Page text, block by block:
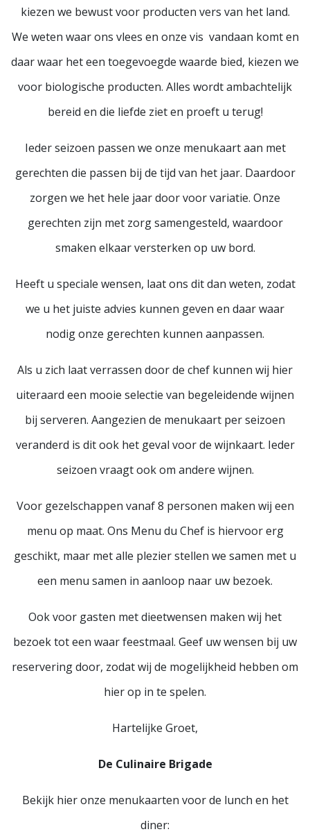
kiezen we bewust voor producten vers van het land.
We weten waar ons vlees en onze vis vandaan komt en
daar waar het een toegevoegde waarde bied, kiezen we
voor biologische producten. Alles wordt ambachtelijk
bereid en die liefde ziet en proeft u terug!
Ieder seizoen passen we onze menukaart aan met
gerechten die passen bij de tijd van het jaar. Daardoor
zorgen we het hele jaar door voor variatie. Onze
gerechten zijn met zorg samengesteld, waardoor
smaken elkaar versterken op uw bord.
Heeft u speciale wensen, laat ons dit dan weten, zodat
we u het juiste advies kunnen geven en daar waar
nodig onze gerechten kunnen aanpassen.
Als u zich laat verrassen door de chef kunnen wij hier
uiteraard een mooie selectie van begeleidende wijnen
bij serveren. Aangezien de menukaart per seizoen
veranderd is dit ook het geval voor de wijnkaart. Ieder
seizoen vraagt ook om andere wijnen.
Voor gezelschappen vanaf 8 personen maken wij een
menu op maat. Ons Menu du Chef is hiervoor erg
geschikt, maar met alle plezier stellen we samen met u
een menu samen in aanloop naar uw bezoek.
Ook voor gasten met dieetwensen maken wij het
bezoek tot een waar feestmaal. Geef uw wensen bij uw
reservering door, zodat wij de mogelijkheid hebben om
hier op in te spelen.
Hartelijke Groet,
De Culinaire Brigade
Bekijk hier onze menukaarten voor de lunch en het
diner: